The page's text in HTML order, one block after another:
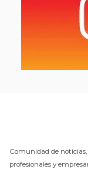
Comunidad de
profesionales y